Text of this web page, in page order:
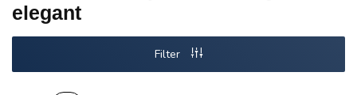
elegant
Filter